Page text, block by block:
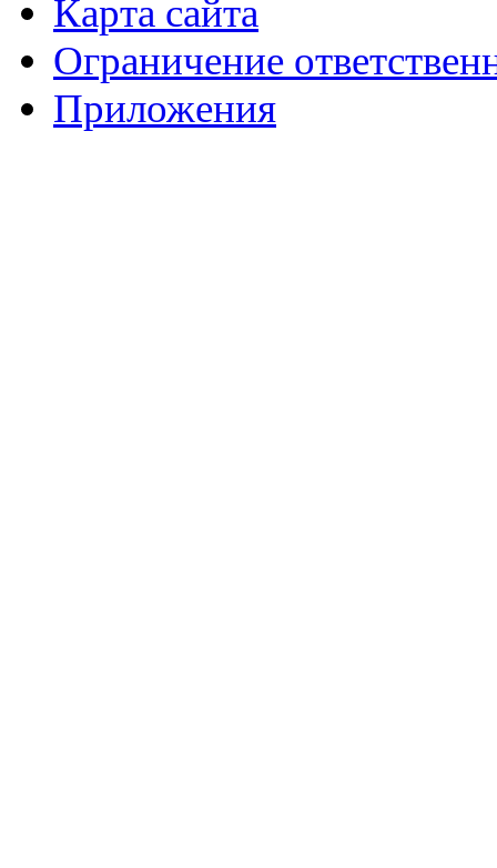
Карта сайта
Ограничение
Приложения